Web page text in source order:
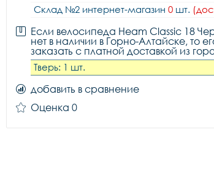
Склад №2 интернет-магазин 0 шт.
Если велосипеда Heam Classic 18
нет в наличии в Горно-Алтайске, то
заказать с платной доставкой из
Тверь: 1 шт.
добавить в сравнение
Оценка 0